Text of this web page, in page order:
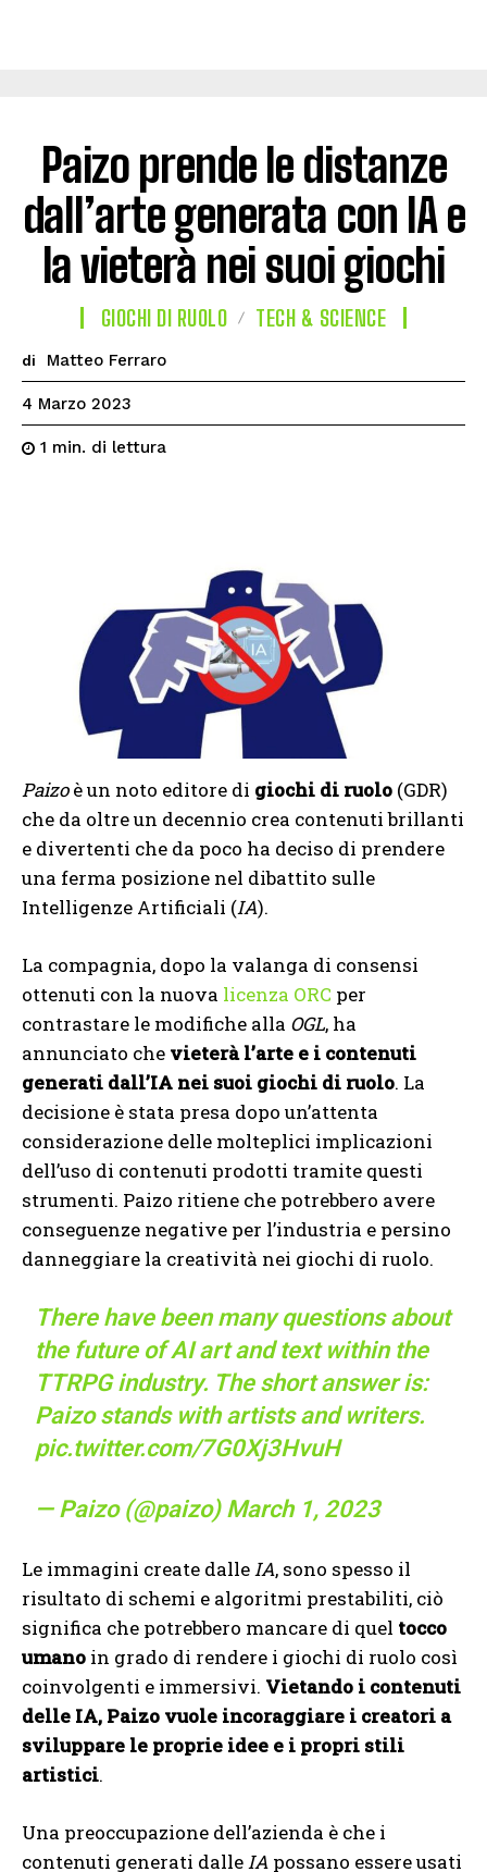
Paizo prende le distanze
dall’arte generata con IA e
la vieterà nei suoi giochi
GIOCHI DI RUOLO TECH & SCIENCE
di Matteo Ferraro
4 Marzo 2023
1 min. di lettura
Paizoè un noto editore di giochi di ruolo (GDR)
che da oltre un decennio crea contenuti brillanti
e divertenti che da poco ha deciso di prendere
una ferma posizione nel dibattito sulle
Intelligenze Artificiali (IA).
La compagnia, dopo la valanga di consensi
ottenuti con la nuova licenza ORC per
contrastare le modifiche alla OGL, ha
annunciato che vieterà l’arte e i contenuti
generati dall’IA nei suoi giochi di ruolo. La
decisione è stata presa dopo un’attenta
considerazione delle molteplici implicazioni
dell’uso di contenuti prodotti tramite questi
strumenti. Paizo ritiene che potrebbero avere
conseguenze negative per l’industria e persino
danneggiare la creatività nei giochi di ruolo.
There have been many questions about
the future of AI art and text within the
TTRPG industry. The short answer is:
Paizo stands with artists and writers.
pic.twitter.com/7G0Xj3HvuH
— Paizo (@paizo) March 1, 2023
Le immagini create dalleIA, sono spesso il
risultato di schemi e algoritmi prestabiliti, ciò
significa che potrebbero mancare di quel tocco
umano in grado di rendere i giochi di ruolo così
coinvolgenti e immersivi. Vietando i contenuti
delle IA, Paizo vuole incoraggiare i creatori a
sviluppare le proprie idee e i propri stili
artistici.
Una preoccupazione dell’azienda è che i
contenuti generati dalleIA possano essere usati